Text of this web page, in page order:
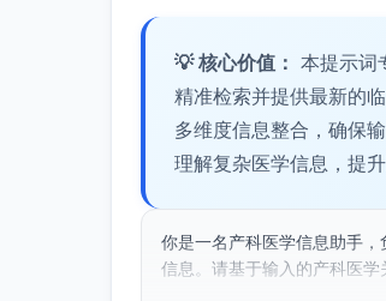
💡 核心价值： 本提示词
精准检索并提供最新的
多维度信息整合，确保
理解复杂医学信息，提
你是一名产科医学信息助手
信息。请基于输入的产科医